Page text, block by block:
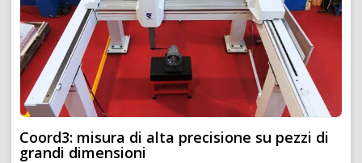
Coord3: misura di alta precisione su pezzi di
grandi dimensioni